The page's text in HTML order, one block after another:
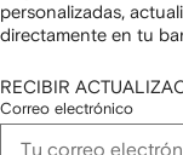
personalizadas,
directamente en tu
RECIBIR
Correo electrónico